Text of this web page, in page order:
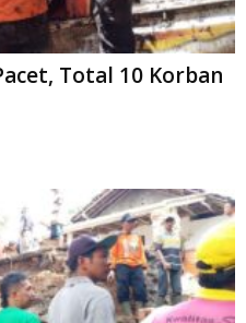
Total 10 Korban